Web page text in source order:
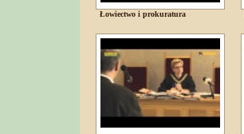
Łowiectwo i prokuratura